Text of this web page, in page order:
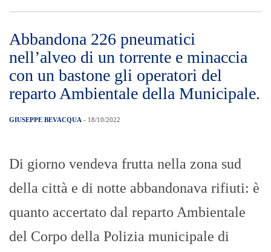
Abbandona 226 pneumatici
nell’alveo di un torrente e minaccia
con un bastone gli operatori del
reparto Ambientale della Municipale.
GIUSEPPE BEVACQUA - 18/10/2022
Di giorno vendeva frutta nella zona sud
della città e di notte abbandonava rifiuti: è
quanto accertato dal reparto Ambientale
del Corpo della Polizia municipale di